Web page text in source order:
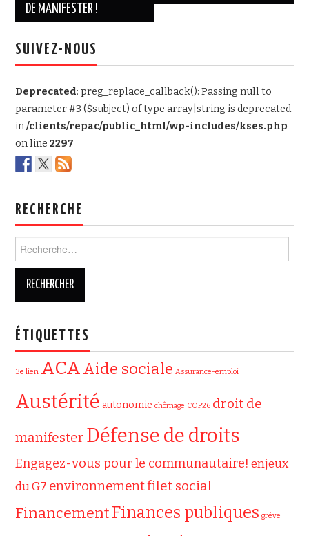
DE MANIFESTER !
SUIVEZ-NOUS
Deprecated: preg_replace_callback(): Passing null to
parameter #3 ($subject) of type array|string is deprecated
in/clients/repac/public_html/wp-includes/kses.php
on line2297
RECHERCHE
ÉTIQUETTES
3e lien ACAAide sociale Assurance-emploi
Austérité autonomie chômage COP26 droit de
manifester Défense de droits
Engagez-vous pour le communautaire! enjeux
du G7 environnementfilet social
FinancementFinances publiques grève